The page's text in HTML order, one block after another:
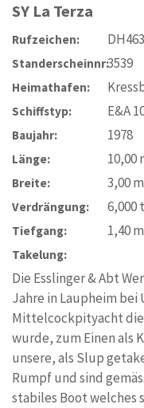
SY La Terza
Rufzeichen:
Standerscheinnr:3539
Heimathafen:
Schiffstyp: E&A
Baujahr: 1978
Länge: 10,00
Breite: 3,00m
Verdrängung: 6,000t
Tiefgang: 1,40m
Takelung:
Die Esslinger & Abt
Jahre in Laupheim bei
Mittelcockpityacht
wurde, zum Einen als
unsere, als Slup
Rumpf und sind
stabiles Boot welches